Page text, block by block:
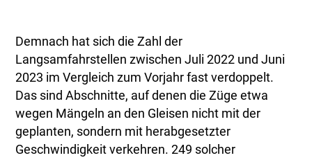
Demnach hat sich die Zahl der
Langsamfahrstellen zwischen Juli 2022 und Juni
2023 im Vergleich zum Vorjahr fast verdoppelt.
Das sind Abschnitte, auf denen die Züge etwa
wegen Mängeln an den Gleisen nicht mit der
geplanten, sondern mit herabgesetzter
Geschwindigkeit verkehren. 249 solcher